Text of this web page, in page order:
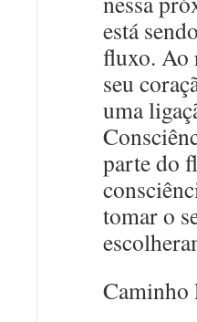
está
fluxo. Ao
seu
uma
parte do
tomar o
Caminho